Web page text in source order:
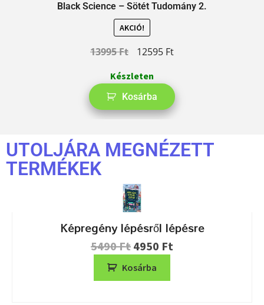
Black Science – Sötét Tudomány 2.
AKCIÓ!
13995Ft 12595 Ft
Készleten
Kosárba
UTOLJÁRA MEGNÉZETT
TERMÉKEK
Képregény lépésről lépésre
5490Ft 4950 Ft
Kosárba